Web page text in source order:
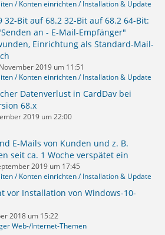
/ Konten einrichten / Installation & Update
32-Bit auf 68.2 32-Bit auf 68.2 64-Bit:
an - E-Mail-Empfänger"
Einrichtung als Standard-Mail-
2019 um 11:51
/ Konten einrichten / Installation & Update
Datenverlust in CardDav bei
68.x
2019 um 22:00
E-Mails von Kunden und z. B.
seit ca. 1 Woche verspätet ein
2019 um 17:45
/ Konten einrichten / Installation & Update
vor Installation von Windows-10-
2018 um 15:22
Web-/Internet-Themen